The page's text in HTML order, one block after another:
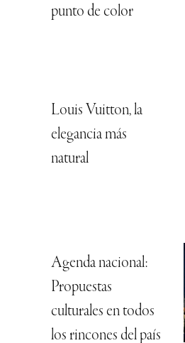
punto de color
Louis Vuitton, la
elegancia más
natural
Agenda nacional:
Propuestas
culturales en todos
los rincones del país